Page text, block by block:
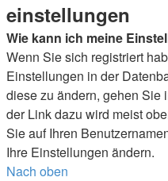
einstellungen
Wie kann ich meine
Wenn Sie sich registriert
Einstellungen in der
diese zu ändern, gehen Sie
der Link dazu wird meist
Sie auf Ihren
Ihre Einstellungen ändern.
Nach oben